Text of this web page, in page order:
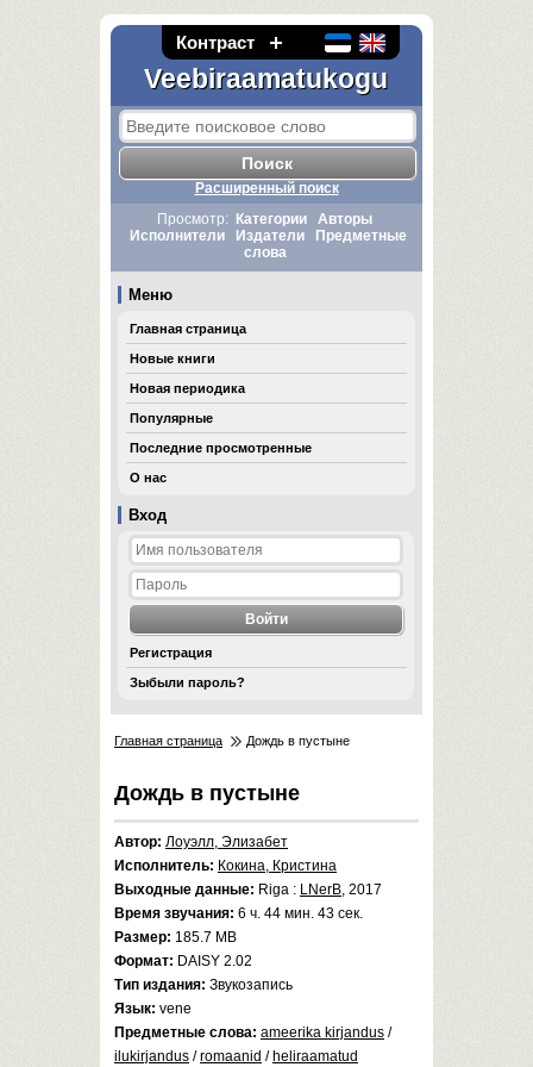
Контраст
Veebiraamatukogu
Вход
Регистрация
Зыбыли пароль?
Расширенный поиск
Просмотр:
Категории
Авторы
Исполнители
Издатели
Предметные
слова
Меню
Главная страница
Новые книги
Новая периодика
Популярные
Последние просмотренные
О нас
Главная страница Дождь в пустыне
Дождь в пустыне
Автор: Лоуэлл, Элизабет
Исполнитель: Кокина, Кристина
Выходные данные: Riga : LNerB, 2017
Время звучания: 6 ч. 44 мин. 43 сек.
Размер: 185.7 MB
Формат: DAISY 2.02
Тип издания: Звукозапись
Язык: vene
Предметные слова: ameerika kirjandus /
ilukirjandus /romaanid / heliraamatud